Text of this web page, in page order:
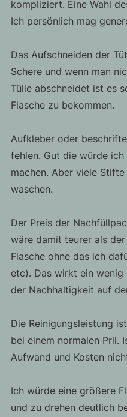
kompliziert. Eine Wahl
Ich persönlich mag
Das Aufschneiden der
Schere und wenn man
Tülle abschneidet ist es
Flasche zu bekommen.
Aufkleber oder
fehlen. Gut die würde
machen. Aber viele
waschen.
Der Preis der
wäre damit teurer als
Flasche ohne das ich
etc). Das wirkt ein wenig
der Nachhaltigkeit auf
Die Reinigungsleistung
bei einem normalen Pril.
Aufwand und Kosten
Ich würde eine größere
und zu drehen deutlich